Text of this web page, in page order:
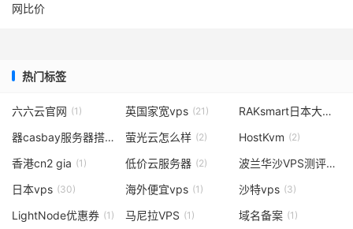
网比价
热门标签
六六云官网 (1) 英国家宽vps (21) RAKsmart日本大带宽
器casbay服务器搭建 (1)
萤光云怎么样 (2) HostKvm (2)
香港cn2 gia (1) 低价云服务器 (2) 波兰华沙VPS测评洛
日本vps (30) 海外便宜vps (1) 沙特vps (3)
LightNode优惠券 (1) 马尼拉VPS (1) 域名备案 (1)